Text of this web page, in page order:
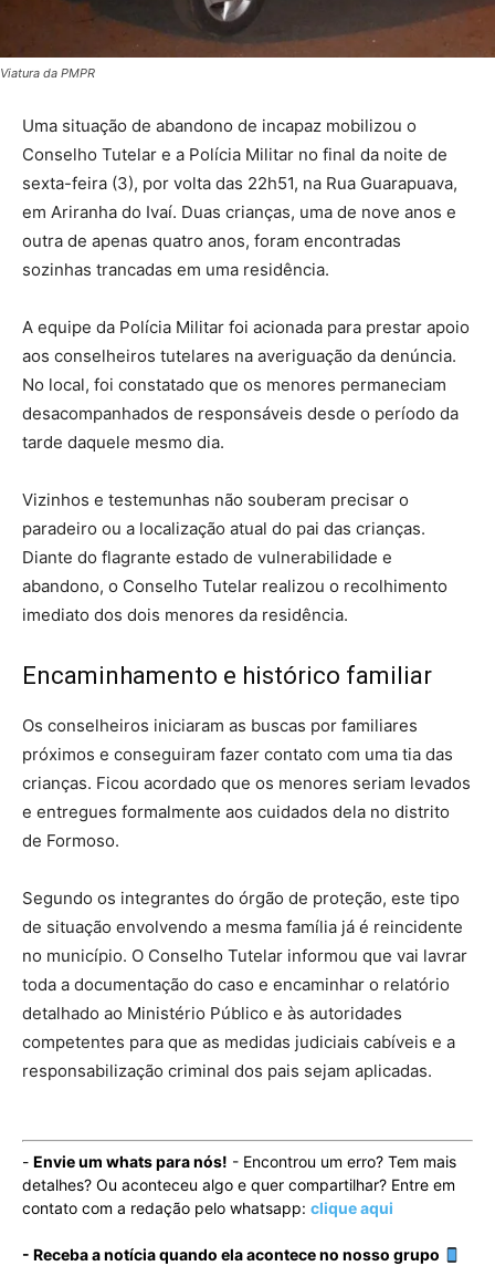
Viatura da PMPR
Uma situação de abandono de incapaz mobilizou o
Conselho Tutelar e a Polícia Militar no final da noite de
sexta-feira (3), por volta das 22h51, na Rua Guarapuava,
em Ariranha do Ivaí. Duas crianças, uma de nove anos e
outra de apenas quatro anos, foram encontradas
sozinhas trancadas em uma residência.
A equipe da Polícia Militar foi acionada para prestar apoio
aos conselheiros tutelares na averiguação da denúncia.
No local, foi constatado que os menores permaneciam
desacompanhados de responsáveis desde o período da
tarde daquele mesmo dia.
Vizinhos e testemunhas não souberam precisar o
paradeiro ou a localização atual do pai das crianças.
Diante do flagrante estado de vulnerabilidade e
abandono, o Conselho Tutelar realizou o recolhimento
imediato dos dois menores da residência.
Encaminhamento e histórico familiar
Os conselheiros iniciaram as buscas por familiares
próximos e conseguiram fazer contato com uma tia das
crianças. Ficou acordado que os menores seriam levados
e entregues formalmente aos cuidados dela no distrito
de Formoso.
Segundo os integrantes do órgão de proteção, este tipo
de situação envolvendo a mesma família já é reincidente
no município. O Conselho Tutelar informou que vai lavrar
toda a documentação do caso e encaminhar o relatório
detalhado ao Ministério Público e às autoridades
competentes para que as medidas judiciais cabíveis e a
responsabilização criminal dos pais sejam aplicadas.
- Envie um whats para nós! - Encontrou um erro? Tem mais
detalhes? Ou aconteceu algo e quer compartilhar? Entre em
contato com a redação pelo whatsapp: clique aqui
- Receba a notícia quando ela acontece no nosso grupo